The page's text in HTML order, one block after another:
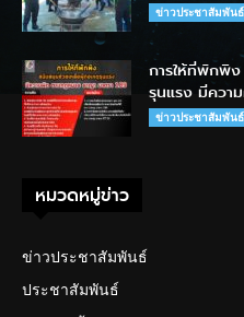
ข่าวประชาสัมพันธ์
การให้ที่พักพิ
รุนแรง มีควา
ข่าวประชาสัมพันธ์
หมวดหมู่ข่าว
ข่าวประชาสัมพันธ์
ประชาสัมพันธ์